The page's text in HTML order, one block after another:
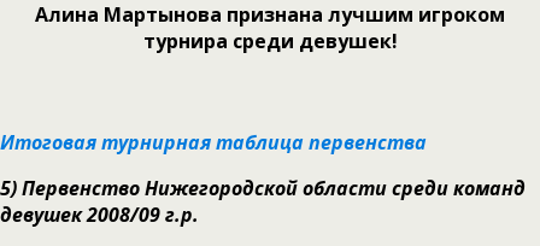
Алина Мартынова признана лучшим игроком
турнира среди девушек!
Итоговая турнирная таблица первенства
5)Первенство Нижегородской области среди команд
девушек 2008/09 г.р.